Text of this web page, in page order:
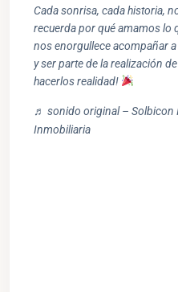
Cada sonrisa, cada historia,
recuerda por qué amamos lo
nos enorgullece acompañar
y ser parte de la realización
hacerlos realidad!
♬ sonido original – Solbicon
Inmobiliaria